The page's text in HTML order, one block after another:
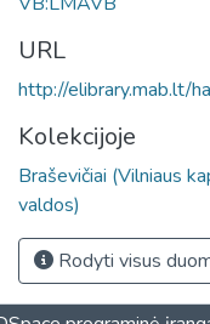
URL
http://elibrary.mab.lt/
Kolekcijoje
Braševičiai (Vilniaus
valdos)
Rodyti visus